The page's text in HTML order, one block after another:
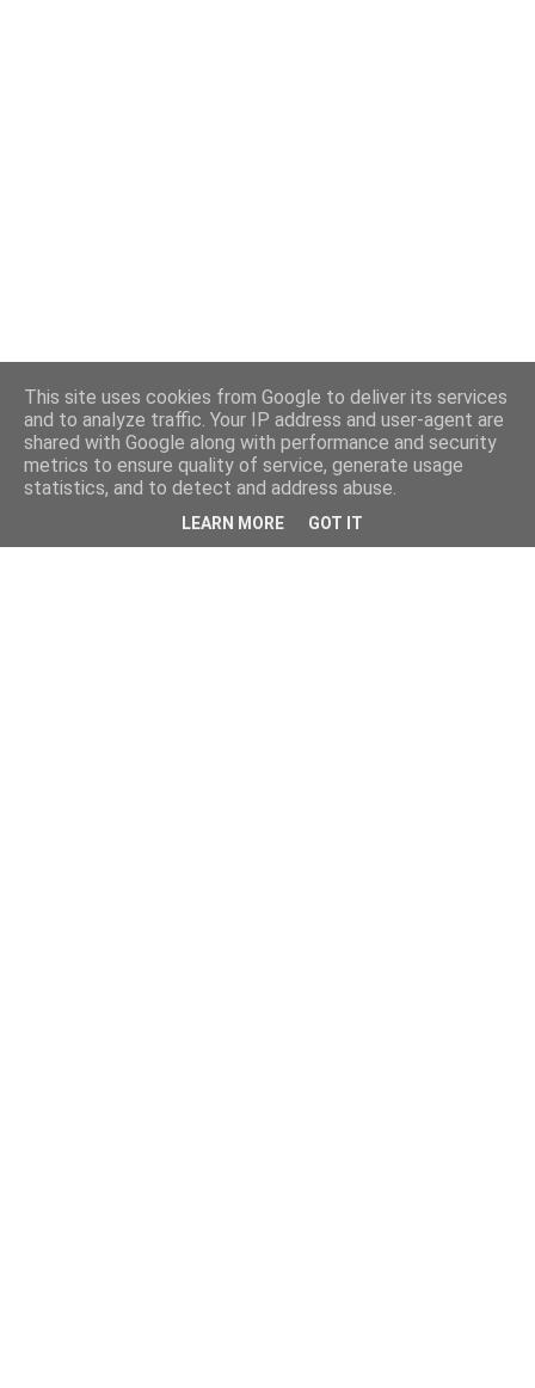
This site uses cookies from Google to deliver its services
and to analyze traffic. Your IP address and user-agent are
shared with Google along with performance and security
metrics to ensure quality of service, generate usage
statistics, and to detect and address abuse.
LEARN MORE GOT IT